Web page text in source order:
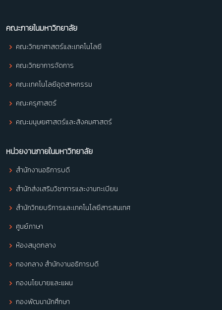
คณะภายในมหาวิทยาลัย
คณะวิทยาศาสตร์และเทคโนโลยี
คณะวิทยาการจัดการ
คณะเทคโนโลยีอุตสาหกรรม
คณะครุศาสตร์
คณะมนุษยศาสตร์และสังคมศาสตร์
หน่วยงานภายในมหาวิทยาลัย
สำนักงานอธิการบดี
สำนักส่งเสริมวิชาการและงานทะเบียน
สำนักวิทยบริการและเทคโนโลยีสารสนเทศ
ศูนย์ภาษา
ห้องสมุดกลาง
กองกลาง สำนักงานอธิการบดี
กองนโยบายและแผน
กองพัฒนานักศึกษา